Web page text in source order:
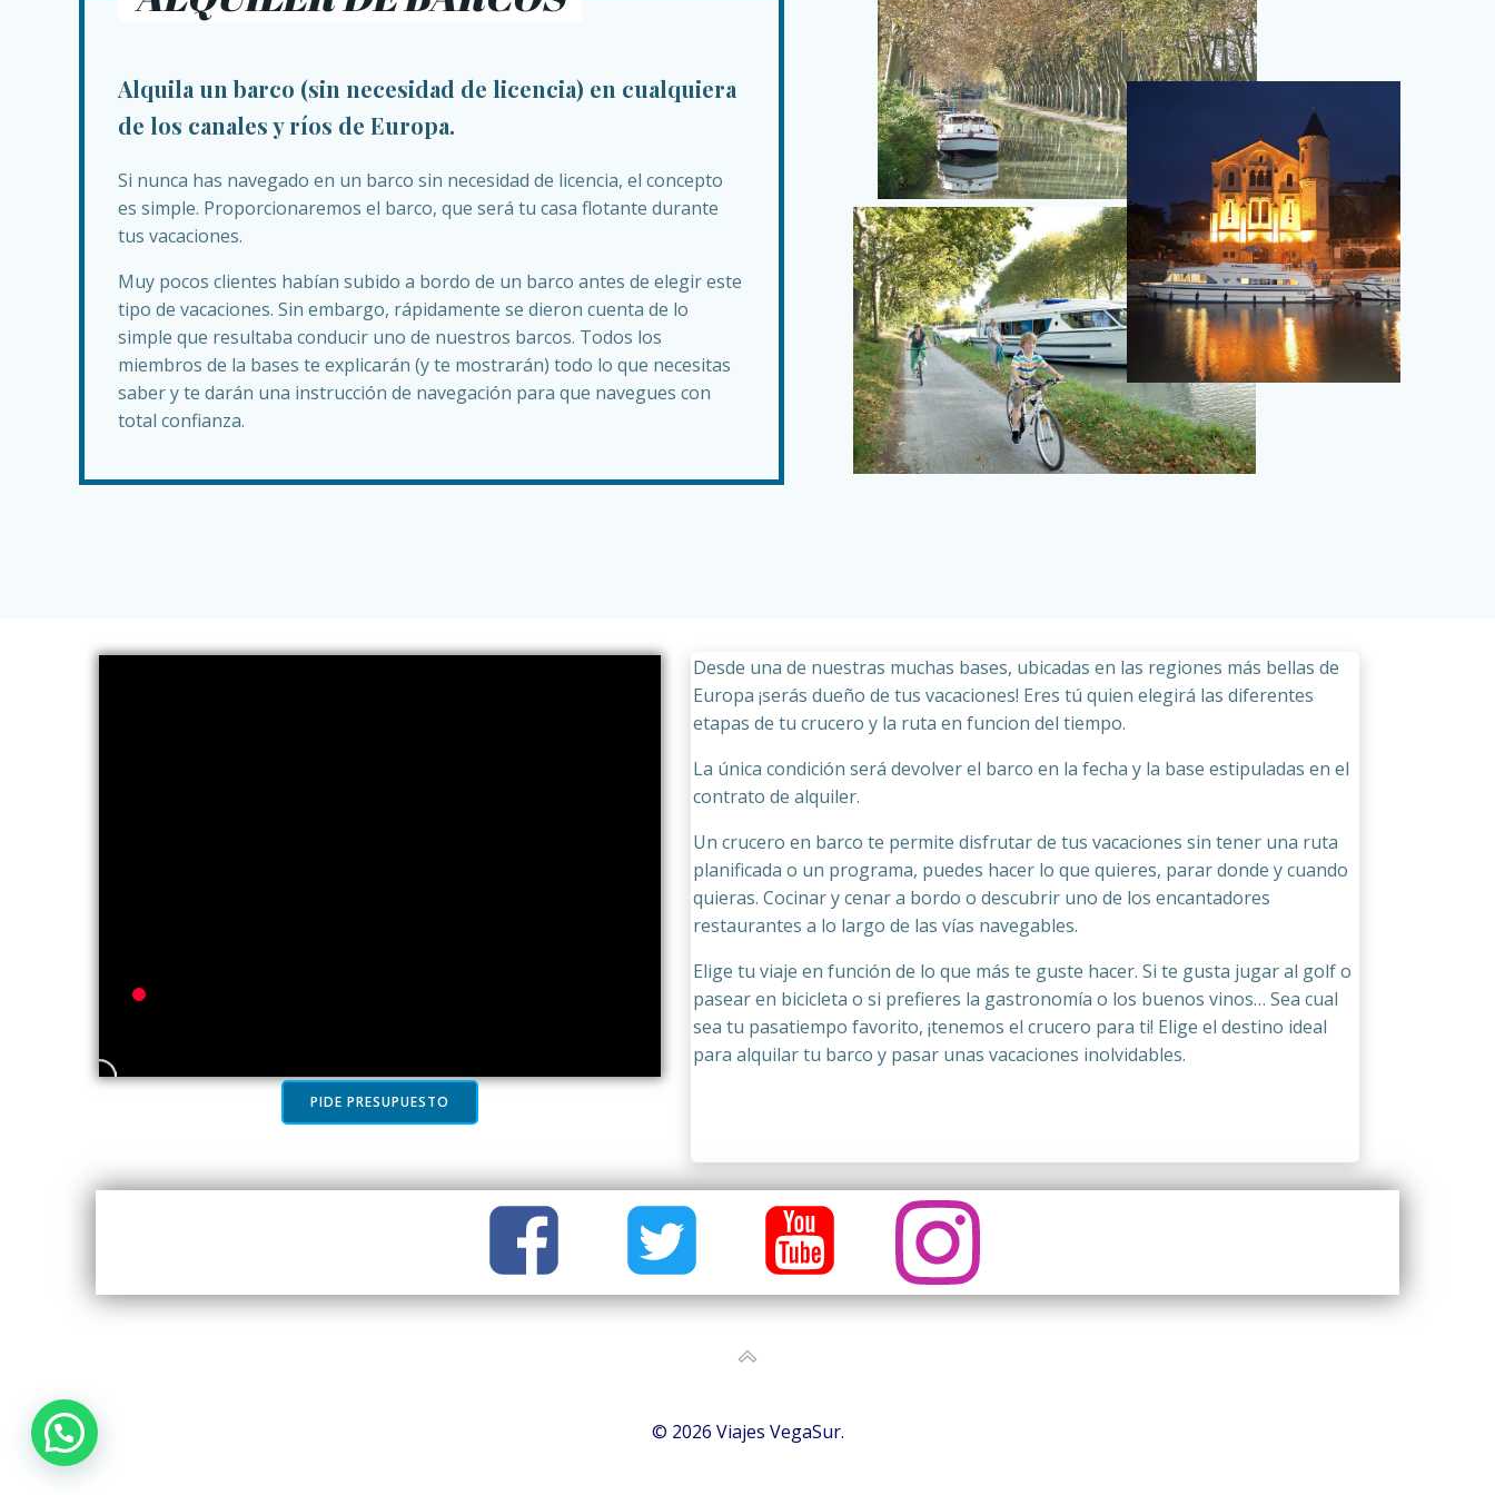
Alquila un barco (sin necesidad de licencia) en cualquiera
de los canales y ríos de Europa.
Si nunca has navegado en un barco sin necesidad de licencia, el concepto
es simple. Proporcionaremos el barco, que será tu casa flotante durante
tus vacaciones.
Muy pocos clientes habían subido a bordo de un barco antes de elegir este
tipo de vacaciones. Sin embargo, rápidamente se dieron cuenta de lo
simple que resultaba conducir uno de nuestros barcos. Todos los
miembros de la bases te explicarán (y te mostrarán) todo lo que necesitas
saber y te darán una instrucción de navegación para que navegues con
total confianza.
PIDE PRESUPUESTO
Desde una de nuestras muchas bases, ubicadas en las regiones más bellas de
Europa ¡serás dueño de tus vacaciones! Eres tú quien elegirá las diferentes
etapas de tu crucero y la ruta en funcion del tiempo.
La única condición será devolver el barco en la fecha y la base estipuladas en el
contrato de alquiler.
Un crucero en barco te permite disfrutar de tus vacaciones sin tener una ruta
planificada o un programa, puedes hacer lo que quieres, parar donde y cuando
quieras. Cocinar y cenar a bordo o descubrir uno de los encantadores
restaurantes a lo largo de las vías navegables.
Elige tu viaje en función de lo que más te guste hacer. Si te gusta jugar al golf o
pasear en bicicleta o si prefieres la gastronomía o los buenos vinos… Sea cual
sea tu pasatiempo favorito, ¡tenemos el crucero para ti! Elige el destino ideal
para alquilar tu barco y pasar unas vacaciones inolvidables.
© 2026 Viajes VegaSur.